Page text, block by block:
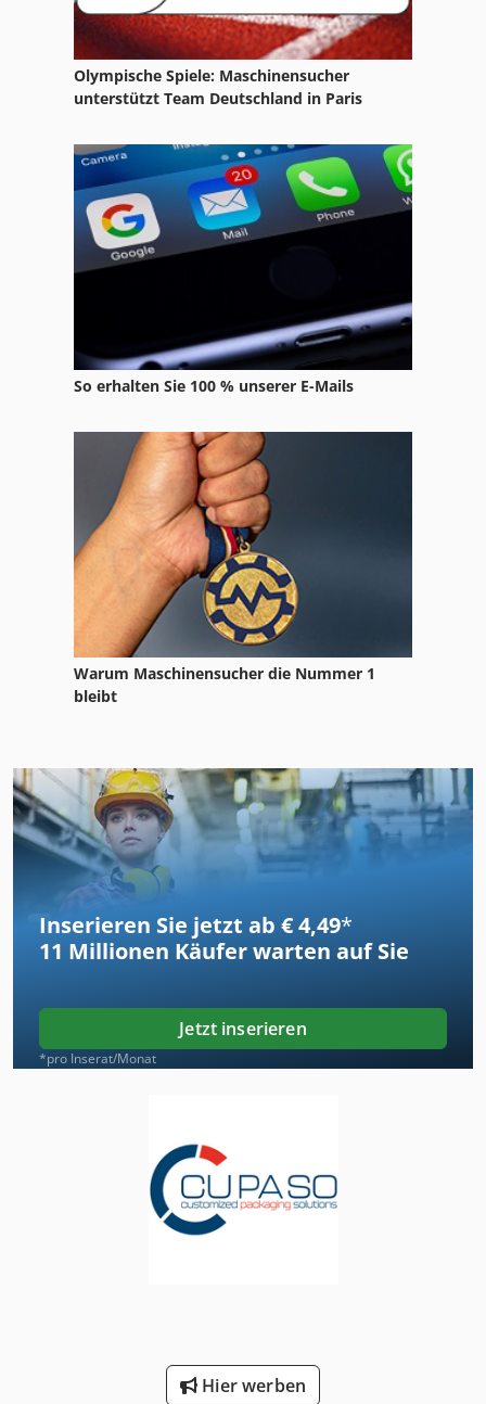
Olympische Spiele: Maschinensucher
unterstützt Team Deutschland in Paris
So erhalten Sie 100 % unserer E-Mails
Warum Maschinensucher die Nummer 1
bleibt
Inserieren Sie jetzt ab € 4,49*
11 Millionen Käufer warten auf Sie
Jetzt inserieren
*pro Inserat/Monat
Hier werben